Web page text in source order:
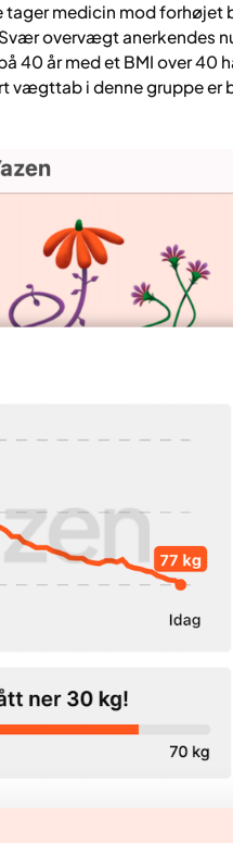
medicin mod
overvægt anerkendes
40 år med et BMI over 40
vægttab i denne gruppe